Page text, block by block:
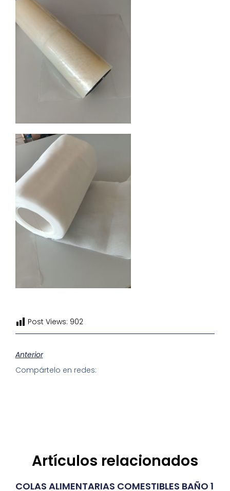
Post Views: 902
Anterior
Compártelo en redes:
Artículos relacionados
COLAS ALIMENTARIAS COMESTIBLES BAÑO 1